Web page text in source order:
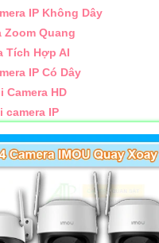
IP Không Dây
Zoom Quang
Tích Hợp AI
IP Có Dây
HD
IP